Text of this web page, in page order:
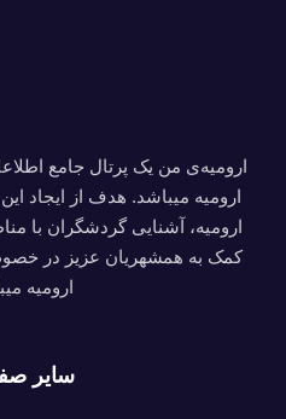
ارومیه‌ی من یک پرتال جامع
ارومیه میباشد. هدف از ایجاد
ارومیه، آشنایی گردشگران با
کمک به همشهریان عزیز در
ارومیه
سایر